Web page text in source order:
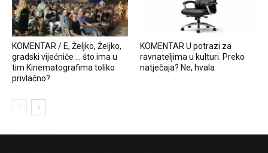
KOMENTAR / E, Željko, Željko,
gradski vijećniče … što ima u
tim Kinematografima toliko
privlačno?
KOMENTAR U potrazi za
ravnateljima u kulturi. Preko
natječaja? Ne, hvala